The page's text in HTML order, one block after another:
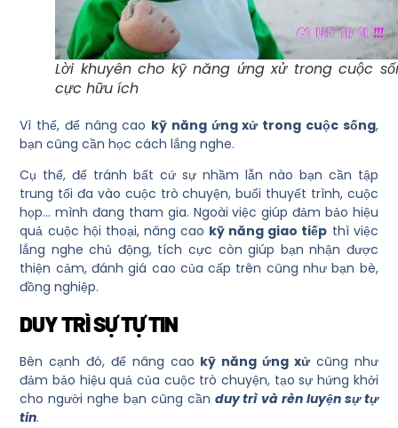
Lời khuyên cho kỹ năng ứng xử trong cuộc
cực hữu ích
Vì thế, để nâng cao kỹ năng ứng xử trong cuộc sống,
bạn cũng cần học cách lắng nghe.
Cụ thể, để tránh bất cứ sự nhầm lẫn nào bạn cần tập
trung tối đa vào cuộc trò chuyện, buổi thuyết trình, cuộc
họp… mình đang tham gia. Ngoài việc giúp đảm bảo hiệu
quả cuộc hội thoại, nâng cao kỹ năng giao tiếp thì việc
lắng nghe chủ động, tích cực còn giúp bạn nhận được
thiện cảm, đánh giá cao của cấp trên cũng như bạn bè,
đồng nghiệp.
DUY TRÌ SỰ TỰ TIN
Bên cạnh đó, để nâng cao kỹ năng ứng xửcũng như
đảm bảo hiệu quả của cuộc trò chuyện, tạo sự hứng khởi
cho người nghe bạn cũng cần duy trì và rèn luyện sự tự
tin.